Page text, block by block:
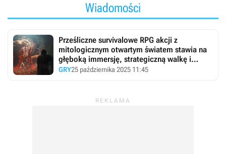
Wiadomości
Prześliczne survivalowe RPG akcji z
mitologicznym otwartym światem stawia na
głęboką immersję, strategiczną walkę i
bogatą fabułę
GRY25 października 2025 11:45